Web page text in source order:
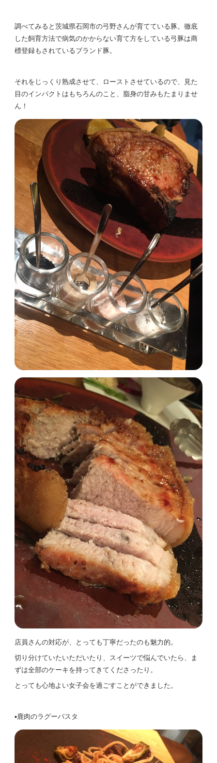
調べてみると茨城県石岡市の弓野さんが育てている豚。徹底
した飼育方法で病気のかからない育て方をしている弓豚は商
標登録もされているブランド豚。
それをじっくり熟成させて、ローストさせているので、見た
目のインパクトはもちろんのこと、脂身の甘みもたまりませ
ん！
店員さんの対応が、とっても丁寧だったのも魅力的。
切り分けていたいただいたり、スイーツで悩んでいたら、ま
ずは全部のケーキを持ってきてくださったり。
とっても心地よい女子会を過ごすことができました。
▪️鹿肉のラグーパスタ